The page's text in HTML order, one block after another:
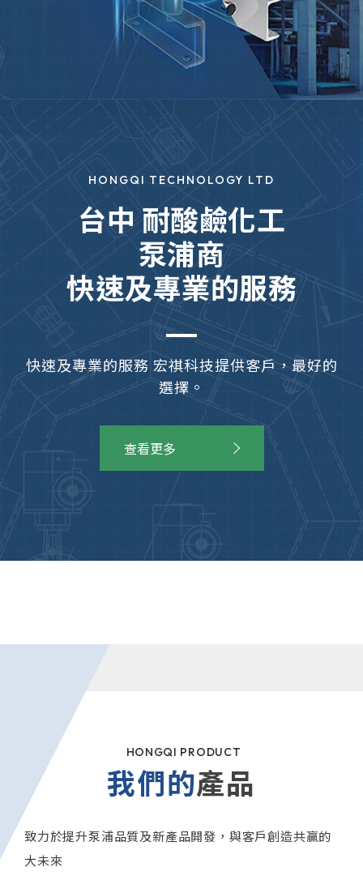
HONGQI TECHNOLOGY LTD
台中 耐酸鹼化工
泵浦商
快速及專業的服務
快速及專業的服務 宏祺科技提供客戶，最好的
選擇。
查看更多
HONGQI PRODUCT
我們的產品
致力於提升泵浦品質及新產品開發，與客戶創造共贏的
大未來